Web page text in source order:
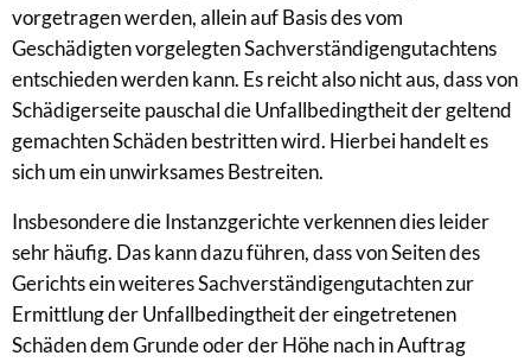
vorgetragen werden, allein auf Basis des vom
Geschädigten vorgelegten Sachverständigengutachtens
entschieden werden kann. Es reicht also nicht aus, dass von
Schädigerseite pauschal die Unfallbedingtheit der geltend
gemachten Schäden bestritten wird. Hierbei handelt es
sich um ein unwirksames Bestreiten.
Insbesondere die Instanzgerichte verkennen dies leider
sehr häufig. Das kann dazu führen, dass von Seiten des
Gerichts ein weiteres Sachverständigengutachten zur
Ermittlung der Unfallbedingtheit der eingetretenen
Schäden dem Grunde oder der Höhe nach in Auftrag